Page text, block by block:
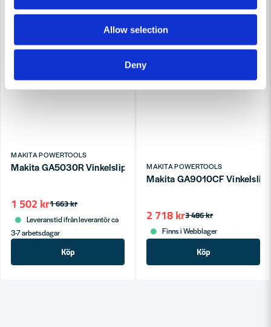
Allow selection
Deny
MAKITA POWERTOOLS
Makita GA5030R Vinkelslip 125mm 700W
1 663 kr
1 502 kr
Leveranstid ifrån leverantör ca
3-7 arbetsdagar
Köp
MAKITA POWERTOOLS
Makita GA9010CF
3 486 kr
2 718 kr
Finns i Webblager
Köp